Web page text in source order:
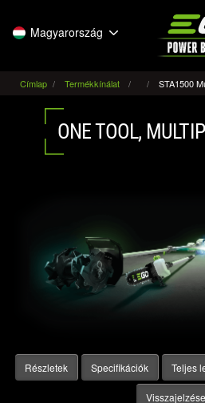
Magyarország
Címlap Termékkínálat STA1500
ONE TOOL,
Részletek Specifikációk Teljes